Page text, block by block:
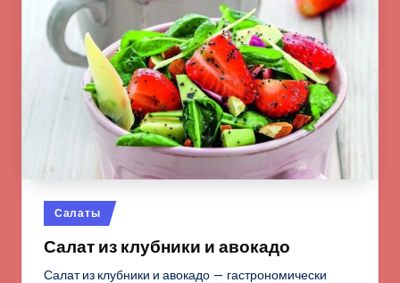
Опубликовано
в
Салаты
Салат из клубники и авокадо
Салат из клубники и авокадо — гастрономически